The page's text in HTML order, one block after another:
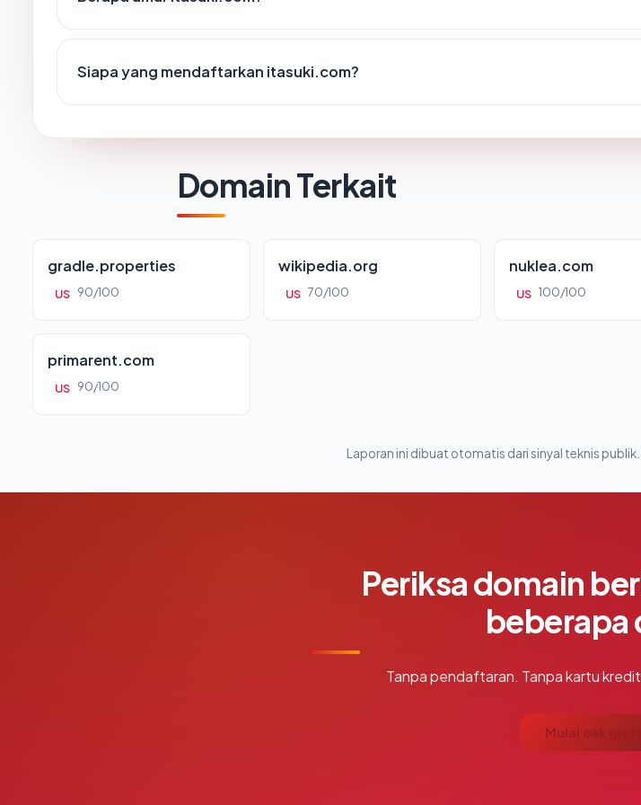
Siapa yang mendaftarkan itasuki.com?
Domain Terkait
gradle.properties
US 90/100
wikipedia.org
US 70/100
nuklea.com
US 100/100
primarent.com
US 90/100
Laporan ini dibuat otomatis dari sinyal teknis
Periksa domain
beberapa
Tanpa pendaftaran. Tanpa kartu
Mulai cek